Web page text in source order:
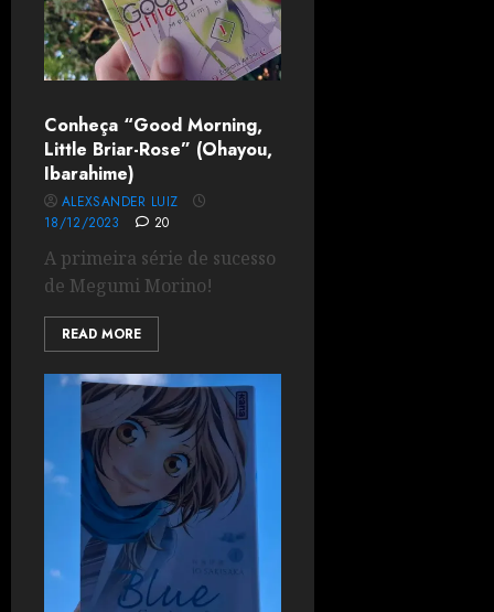
Conheça “Good Morning,
Little Briar-Rose” (Ohayou,
Ibarahime)
ALEXSANDER LUIZ
18/12/2023
20
A primeira série de sucesso
de Megumi Morino!
READ MORE